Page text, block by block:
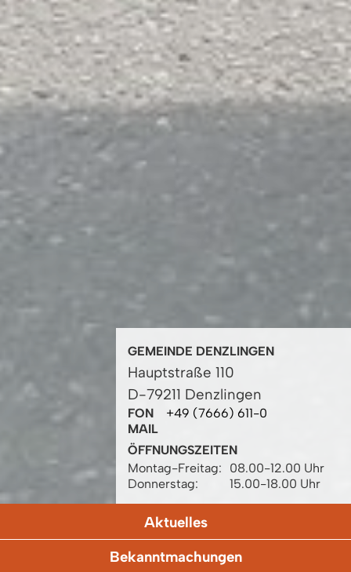
GEMEINDE DENZLINGEN
Hauptstraße 110
D-79211 Denzlingen
FON
+49 (7666) 611-0
MAIL
ÖFFNUNGSZEITEN
Montag-Freitag:
08.00-12.00 Uhr
Donnerstag:
15.00-18.00 Uhr
Aktuelles
Bekanntmachungen